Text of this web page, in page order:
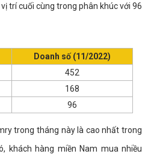
trí cuối cùng trong phân khúc với 96
Doanh số (11/2022)
452
168
96
trong tháng này là cao nhất trong
khách hàng miền Nam mua nhiều